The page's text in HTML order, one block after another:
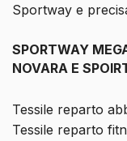
Sportway e
SPORTWAY
NOVARA E
Tessile reparto
Tessile reparto